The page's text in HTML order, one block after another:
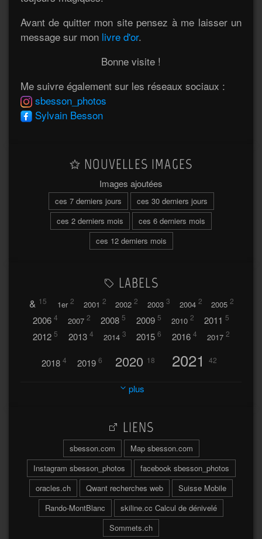
Avant de quitter mon site pensez à me laisser un
message sur mon livre d'or.
Bonne visite !
Me suivre également sur les réseaux sociaux :
sbesson_photos
Sylvain Besson
NOUVELLES IMAGES
Images ajoutées
ces 7 derniers jours
ces 30 derniers jours
ces 2 derniers mois
ces 6 derniers mois
ces 12 derniers mois
LABELS
& 15 1er 2 2001 2 2002 2 2003 3 2004 2 2005 2
2006 4 2007 2 2008 5 2009 5 2010 2 2011 5
2012 5 2013 4 2014 3 2015 6 2016 4 2017 2
2018 4 2019 6 2020 18 2021 42
2023 32
2026
A travers l'hublot 17 Abländschen 3
Açores 2004 64 Adelboden 2
Adonis 6
Afrique du Sud 2019
plus
LIENS
sbesson.com
Map sbesson.com
Instagram sbesson_photos
facebook sbesson_photos
oracles.ch
Qwant recherches web
Suisse Mobile
Rando-MontBlanc
skiline.cc Calcul de dénivelé
Sommets.ch